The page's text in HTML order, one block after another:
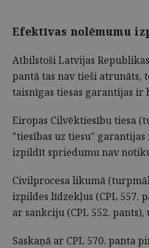
Efektīvas nolēmumu
Atbilstoši Latvijas
pantā tas nav tieši atrunāts,
taisnīgas tiesas garantijas ir
Eiropas Cilvēktiesību tiesa
"tiesības uz tiesu"
izpildīt spriedumu nav
Civilprocesa likumā
izpildes līdzekļus (CPL 557.
ar sankciju (CPL 552.
Saskaņā ar CPL 570. panta